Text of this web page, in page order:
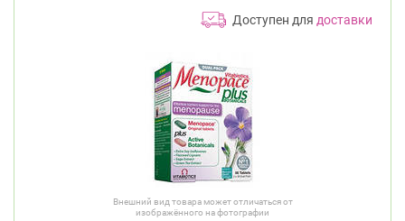
Доступен для доставки
Внешний вид товара может отличаться от
изображённого на фотографии